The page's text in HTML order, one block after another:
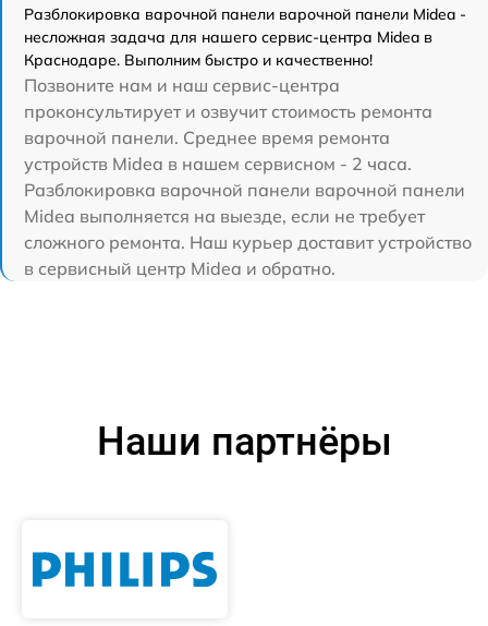
Разблокировка варочной панели варочной панели Midea -
несложная задача для нашего сервис-центра Midea в
Краснодаре. Выполним быстро и качественно!
Позвоните нам и наш сервис-центра
проконсультирует и озвучит стоимость ремонта
варочной панели. Среднее время ремонта
устройств Midea в нашем сервисном - 2 часа.
Разблокировка варочной панели варочной панели
Midea выполняется на выезде, если не требует
сложного ремонта. Наш курьер доставит устройство
в сервисный центр Midea и обратно.
Наши партнёры